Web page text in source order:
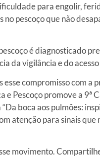
para engolir,
pescoço que não
é diagnosticado
da vigilância e do
compromisso com a
e Pescoço promove a 9ª
boca aos pulmões:
atenção para sinais
movimento.